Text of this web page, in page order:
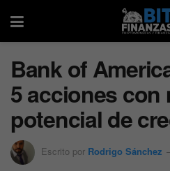
Bank of
5 acciones con
potencial de
Escrito por Rodrigo Sánchez